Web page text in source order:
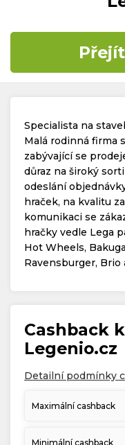
Časté dotazy
Kontakt
Copyright ©
Specialista na
Malá rodinná firma
zabývající se
důraz na široký
odeslání
hraček, na kvalitu
komunikaci se
hračky vedle Lega
Hot Wheels,
Ravensburger, Brio
Cashback
Legenio.cz
Detailní podmínky
Maximální cashback
Minimální cashback